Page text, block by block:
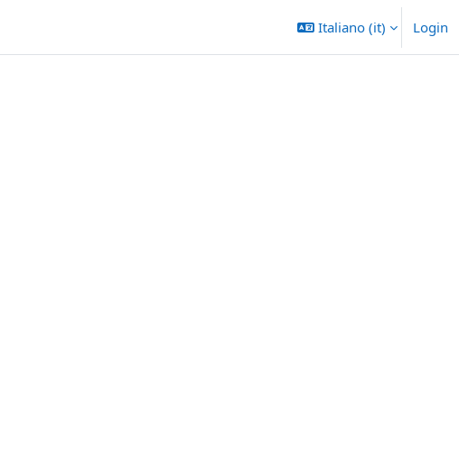
Italiano ‎(it)‎ Login